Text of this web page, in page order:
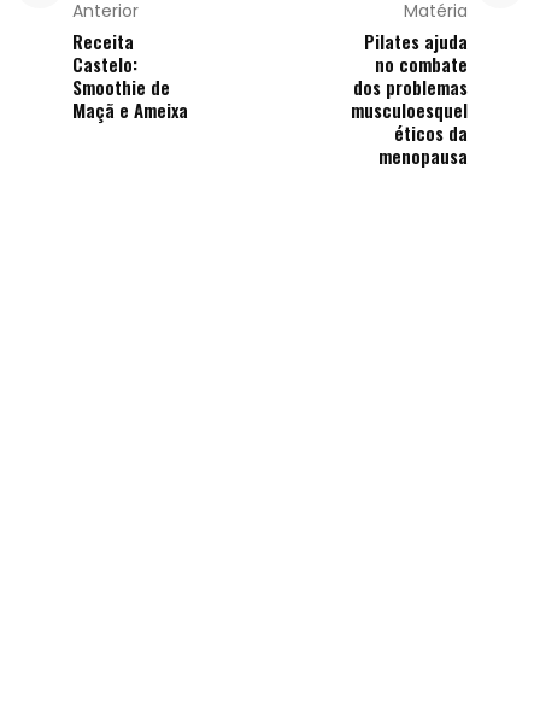
Anterior
Receita
Castelo:
Smoothie de
Maçã e Ameixa
Matéria
Pilates ajuda
no combate
dos problemas
musculoesquel
éticos da
menopausa